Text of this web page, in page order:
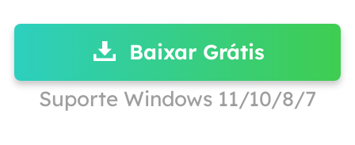
Baixar Grátis
Suporte Windows 11/10/8/7